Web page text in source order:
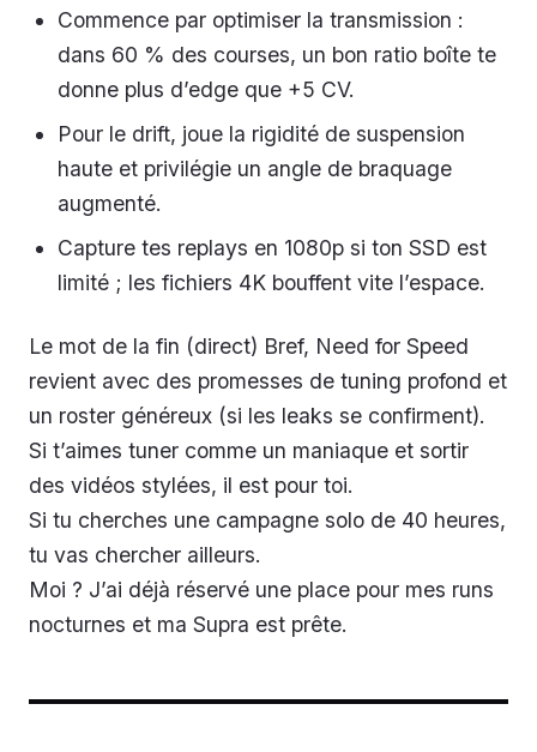
Commence par optimiser la transmission :
dans 60 % des courses, un bon ratio boîte te
donne plus d’edge que +5 CV.
Pour le drift, joue la rigidité de suspension
haute et privilégie un angle de braquage
augmenté.
Capture tes replays en 1080p si ton SSD est
limité ; les fichiers 4K bouffent vite l’espace.
Le mot de la fin (direct) Bref, Need for Speed
revient avec des promesses de tuning profond et
un roster généreux (si les leaks se confirment).
Si t’aimes tuner comme un maniaque et sortir
des vidéos stylées, il est pour toi.
Si tu cherches une campagne solo de 40 heures,
tu vas chercher ailleurs.
Moi ? J’ai déjà réservé une place pour mes runs
nocturnes et ma Supra est prête.